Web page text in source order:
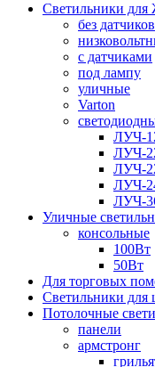
Светильники
без датчиков
с датчиками
под лампу
уличные
Varton
ЛУЧ-
ЛУЧ-
ЛУЧ-
ЛУЧ-
ЛУЧ-
Уличные
консольные
100Вт
50Вт
Для торговых
Светильники
Потолочные
панели
армстронг